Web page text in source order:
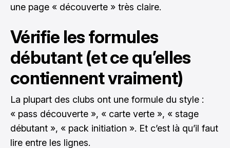
une page « découverte » très claire.
Vérifie les formules
débutant (et ce qu’elles
contiennent vraiment)
La plupart des clubs ont une formule du style :
« pass découverte », « carte verte », « stage
débutant », « pack initiation ». Et c’est là qu’il faut
lire entre les lignes.